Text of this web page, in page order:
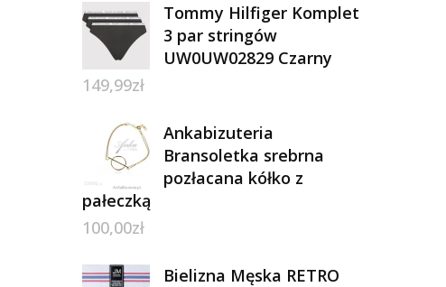
Tommy Hilfiger Komplet
3 par stringów
UW0UW02829 Czarny
149,99zł
Ankabizuteria
Bransoletka srebrna
pozłacana kółko z
pałeczką
100,00zł
Bielizna Męska RETRO